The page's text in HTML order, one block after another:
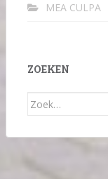
MEA CULPA
ZOEKEN
Zoek